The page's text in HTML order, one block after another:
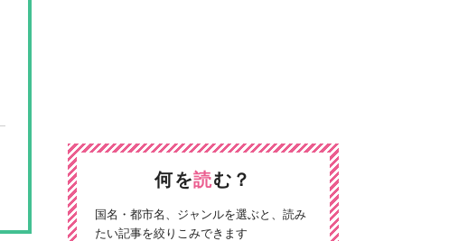
何を読む？
国名・都市名、ジャンルを選ぶと、読み
たい記事を絞りこみできます